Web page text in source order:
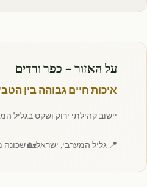
על האזור — כפר ורדים
איכות חיים גבוהה בין
יישוב קהילתי ירוק ושקט בגליל
📍 גליל המערבי, ישראל🏡